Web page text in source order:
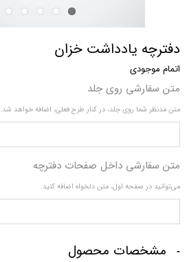
دفترچه یادداشت خزان
اتمام موجودی
متن سفارشی روی جلد
متن مدنظر شما روی جلد، در کنار طرح فعلی، اضافه خواهد شد.
متن سفارشی داخل صفحات دفترچه
می‌توانید در صفحه اول، متن دلخواه اضافه کنید.
مشخصات محصول